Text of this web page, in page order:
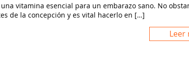
vitamina esencial para un embarazo sano. No
de la concepción y es vital hacerlo en […]
Leer